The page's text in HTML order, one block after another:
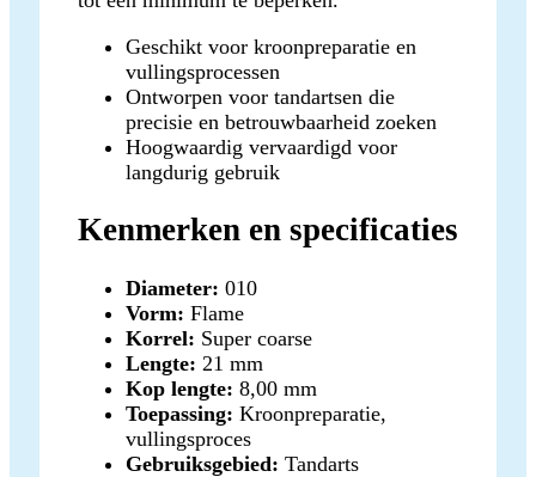
Geschikt voor kroonpreparatie en
vullingsprocessen
Ontworpen voor tandartsen die
precisie en betrouwbaarheid zoeken
Hoogwaardig vervaardigd voor
langdurig gebruik
Kenmerken en specificaties
Diameter: 010
Vorm: Flame
Korrel: Super coarse
Lengte: 21 mm
Kop lengte: 8,00 mm
Toepassing: Kroonpreparatie,
vullingsproces
Gebruiksgebied: Tandarts